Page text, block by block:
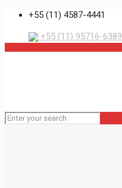
+55 (11) 4587-4441
+55 (11) 95716-6389